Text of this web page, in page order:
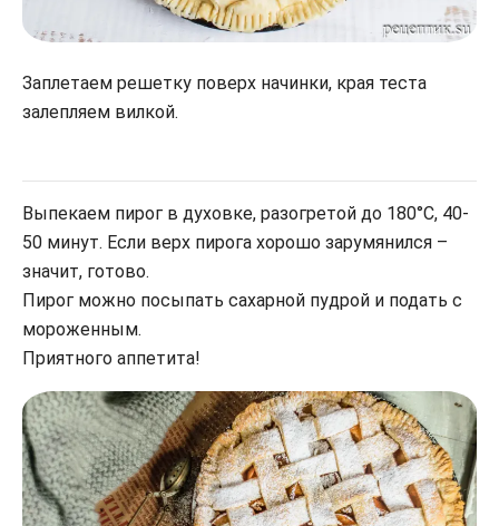
Заплетаем решетку поверх начинки, края теста
залепляем вилкой.
Выпекаем пирог в духовке, разогретой до 180°С, 40-
50 минут. Если верх пирога хорошо зарумянился –
значит, готово.
Пирог можно посыпать сахарной пудрой и подать с
мороженным.
Приятного аппетита!